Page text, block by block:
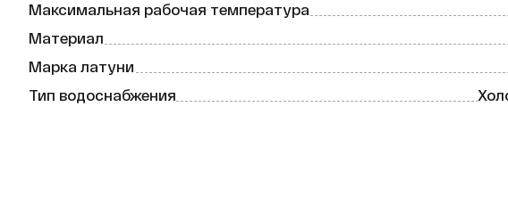
Мaксимальная рабочая температура
Материал
Марка латуни
Тип водоснабжения